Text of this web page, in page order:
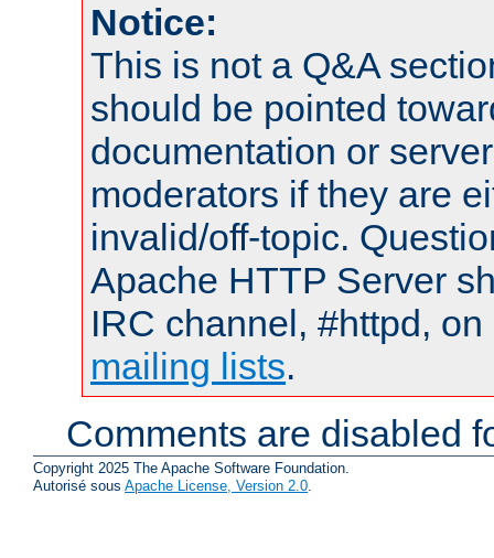
Notice:
This is not a Q&A
should be pointed
documentation or
moderators if they are
invalid/off-topic.
Apache HTTP Server
IRC channel, #httpd,
mailing lists.
Comments are disabled
Copyright 2025 The Apache Software Foundation.
Autorisé sous Apache License, Version 2.0